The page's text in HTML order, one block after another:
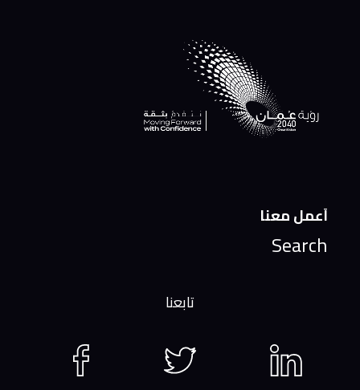
أعمل معنا
Search
تابعنا
page
LinkedIn